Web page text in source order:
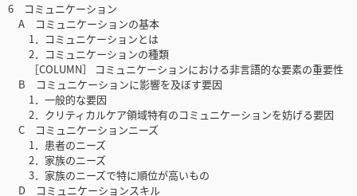
6 コミュニケーション
A コミュニケーションの基本
1．コミュニケーションとは
2．コミュニケーションの種類
［COLUMN］ コミュニケーションにおける非言語的な要素の重要性
B コミュニケーションに影響を及ぼす要因
1．一般的な要因
2．クリティカルケア領域特有のコミュニケーションを妨げる要因
C コミュニケーションニーズ
1．患者のニーズ
2．家族のニーズ
3．家族のニーズで特に順位が高いもの
D コミュニケーションスキル